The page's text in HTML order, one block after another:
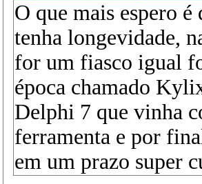
O que mais espero
tenha longevidade,
for um fiasco igual
época chamado
Delphi 7 que vinha
ferramenta e por
em um prazo super